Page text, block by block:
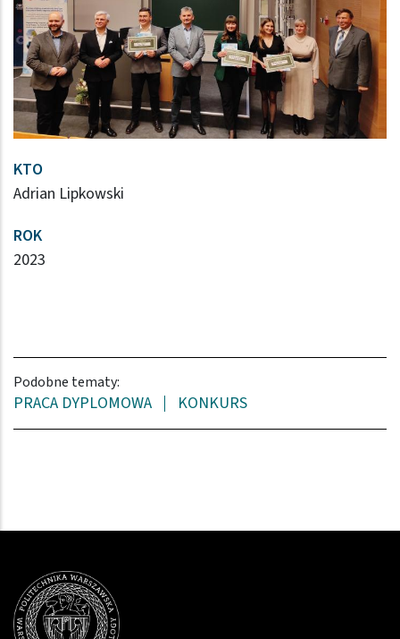
KTO
Adrian Lipkowski
ROK
2023
Podobne tematy:
PRACA DYPLOMOWA KONKURS